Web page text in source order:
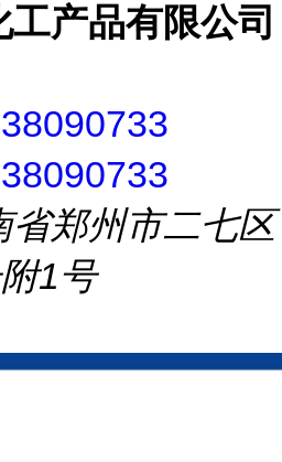
产品有限公司
省郑州市二七区
1号